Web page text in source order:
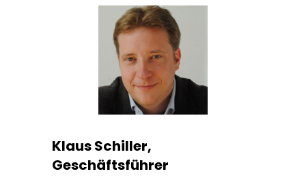
Klaus Schiller,
Geschäftsführer